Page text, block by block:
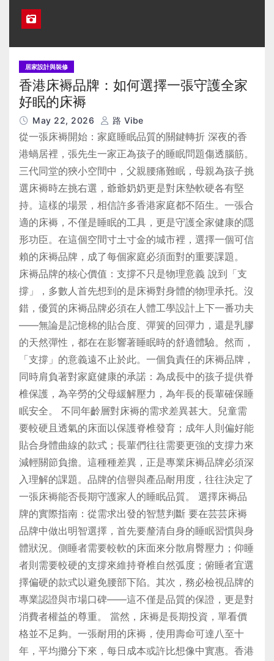
居家設計與裝修
香港床褥品牌：如何選擇一張守護全家
好眠的床褥
May 22, 2026 路 Vibe
從一張床褥開始：家庭睡眠品質的關鍵轉折 深夜的香
港蝸居裡，張先生一家正為孩子的睡眠問題傷透腦筋。
三代同堂的狹小空間中，父親腰痛難眠，母親為孩子挑
選床褥時左挑右選，爺爺奶奶更是對床墊軟硬各有堅
持。這樣的場景，相信許多香港家庭都不陌生。一張合
適的床褥，不僅是睡眠的工具，更是守護全家健康的隱
形功臣。在這個空間寸土寸金的城市裡，選擇一個可信
賴的床褥品牌，成了每個家庭必須面對的重要課題。
床褥品牌的核心價值：支撐不只是物理意義 說到「支
撐」，多數人首先想到的是床褥對身體的物理承托。沒
錯，優質的床褥品牌必須在人體工學設計上下一番功夫
——無論是記憶棉的貼合度、彈簧的回彈力，還是乳膠
的天然彈性，都在在影響著睡眠時的舒適體驗。然而，
「支撐」的意義遠不止於此。一個負責任的床褥品牌，
同時肩負著對家庭健康的承諾：為成長中的孩子提供脊
椎保護，為辛勞的父母緩解壓力，為年長的長輩確保睡
眠安全。 不同年齡層對床褥的需求差異甚大。兒童需
要較硬且透氣的床面以保護脊椎發育；成年人則偏好能
貼合身體曲線的款式；長輩們往往需要更強的支撐力來
減輕關節負擔。這種種差異，正是專業床褥品牌必須深
入理解的課題。品牌的信譽與產品耐用度，往往決定了
一張床褥能否長期守護家人的睡眠品質。 選擇床褥品
牌的實際指南：從需求出發的智慧判斷 要在芸芸床褥
品牌中做出明智選擇，首先要釐清自身的睡眠習慣與身
體狀況。側睡者需要較軟的床面來分散肩臀壓力；仰睡
者則需要較硬的支撐來維持脊椎自然弧度；俯睡者宜選
擇偏硬的款式以避免腰部下陷。其次，務必檢視品牌的
專業認證與市場口碑——這不僅是品質的保證，更是對
消費者權益的尊重。 當然，床褥是長期投資，單看價
格並不足夠。一張耐用的床褥，使用壽命可達八至十
年，平均攤分下來，每日成本或許比想像中實惠。香港